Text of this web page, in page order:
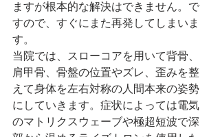
ますが根本的な解決はできません。で
すので、すぐにまた再発してしまいま
す。
当院では、スローコアを用いて背骨、
肩甲骨、骨盤の位置やズレ、歪みを整
えて身体を左右対称の人間本来の姿勢
にしていきます。症状によっては電気
のマトリクスウェーブや極超短波で深